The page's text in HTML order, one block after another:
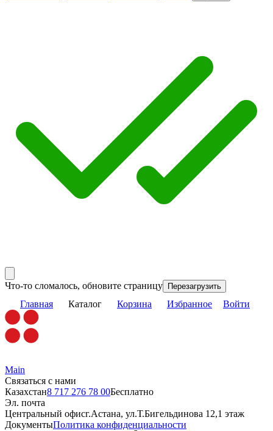
Что-то сломалось, обновите страницу Перезагрузить
Главная Каталог Корзина Избранное Войти
Main
Связаться с нами
Казахстан8 717 276 78 00Бесплатно
Эл. почта
Центральный офисг.Астана, ул.Т.Бигельдинова 12,1 этаж
ДокументыПолитика конфиденциальности